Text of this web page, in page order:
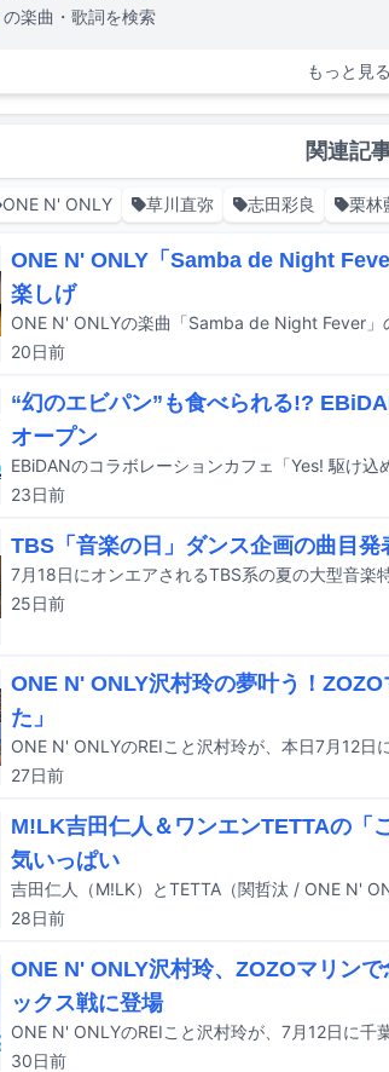
の楽曲・歌詞を検索
もっと見る
関連記
ONE N' ONLY 草川直弥 志田彩良 栗林
ONE N' ONLY「Samba de Night
楽しげ
20日前
“幻のエビパン”も食べられる!?
オープン
23日前
TBS「音楽の日」ダンス企画の曲目
25日前
ONE N' ONLY沢村玲の夢叶う！
た」
27日前
M!LK吉田仁人＆ワンエンTETTAの「
気いっぱい
28日前
ONE N' ONLY沢村玲、ZOZOマリン
ックス戦に登場
30日前